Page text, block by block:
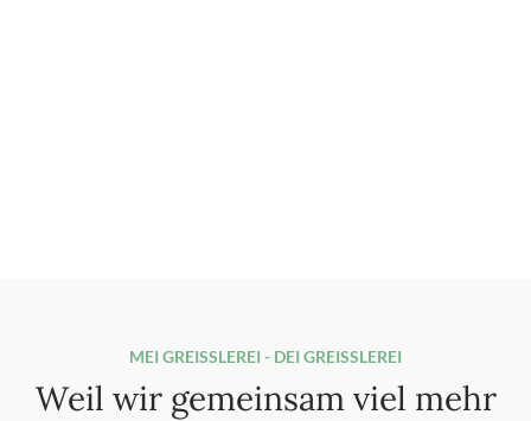
MEI GREISSLEREI - DEI GREISSLEREI
Weil wir gemeinsam viel mehr